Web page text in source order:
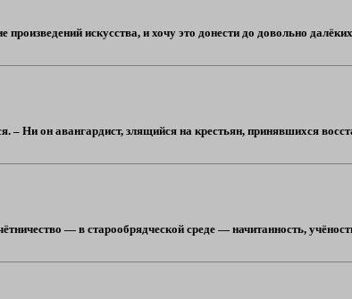
искусства, и хочу это донести до довольно далёких
Ни он авангардист, злящийся на крестьян, принявшихся
— в старообрядческой среде — начитанность,